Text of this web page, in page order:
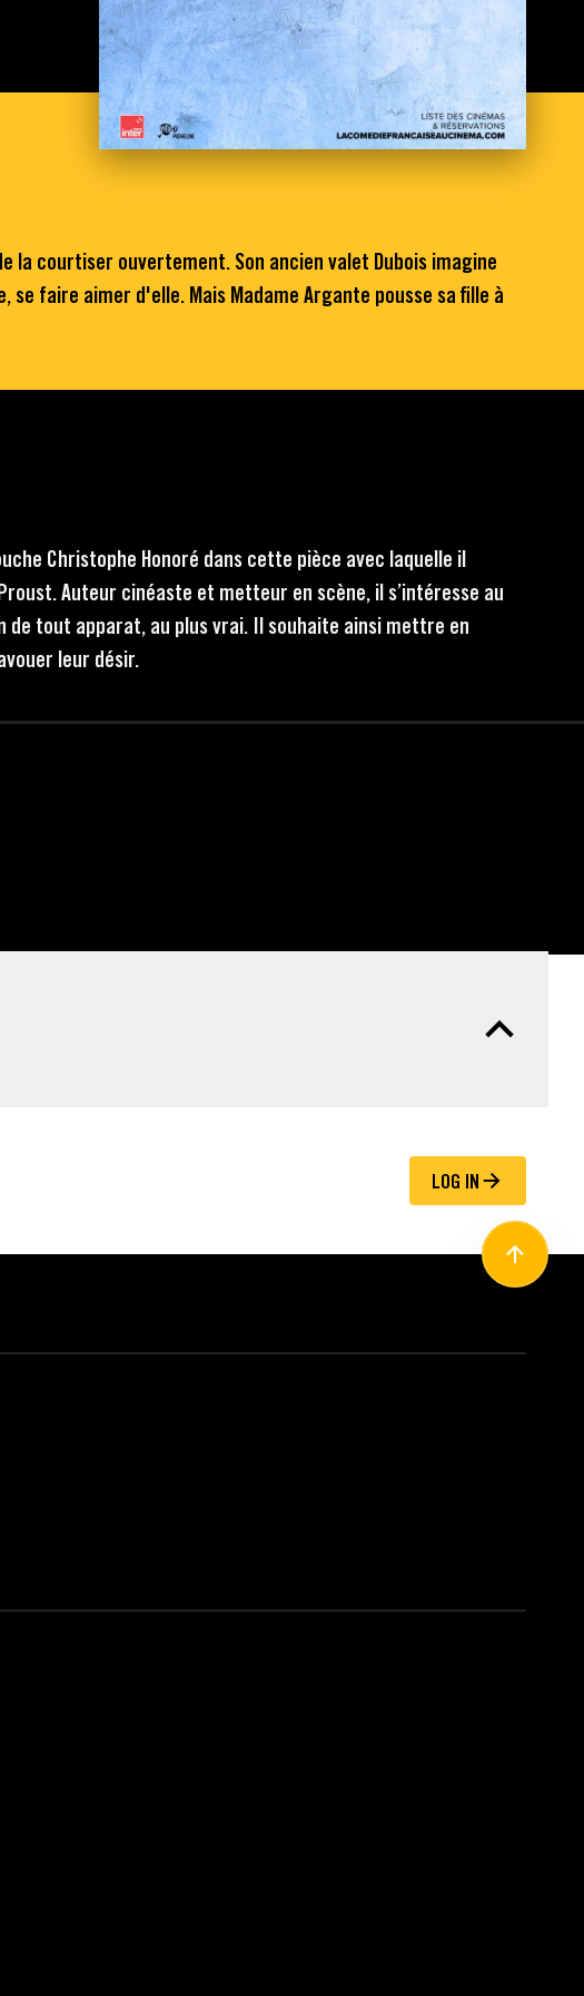
la courtiser ouvertement. Son ancien valet Dubois imagine
faire aimer d'elle. Mais Madame Argante pousse sa fille à
Christophe Honoré dans cette pièce avec laquelle il
Auteur cinéaste et metteur en scène, il s’intéresse au
de tout apparat, au plus vrai. Il souhaite ainsi mettre en
leur désir.
LOG IN